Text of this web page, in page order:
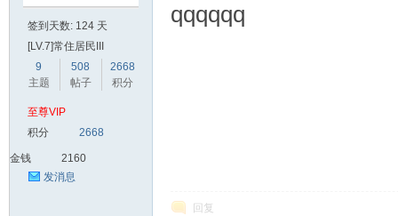
签到天数: 124 天
[LV.7]常住居民III
9
主题
508
帖子
2668
积分
至尊VIP
积分
2668
金钱
2160
发消息
qqqqqq
回复